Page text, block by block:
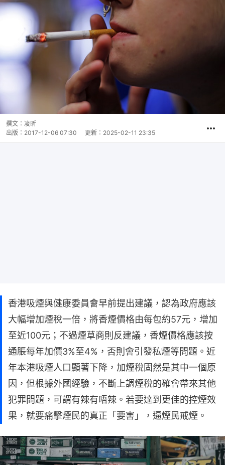
撰文： 凌昕
出版： 2017-12-06 07:30 更新： 2025-02-11 23:35
香港吸煙與健康委員會早前提出建議，認為政府應該
大幅增加煙稅一倍，將香煙價格由每包約57元，增加
至近100元；不過煙草商則反建議，香煙價格應該按
通脹每年加價3%至4%，否則會引發私煙等問題。近
年本港吸煙人口顯著下降，加煙稅固然是其中一個原
因，但根據外國經驗，不斷上調煙稅的確會帶來其他
犯罪問題，可謂有辣有唔辣。若要達到更佳的控煙效
果，就要痛擊煙民的真正「要害」，逼煙民戒煙。